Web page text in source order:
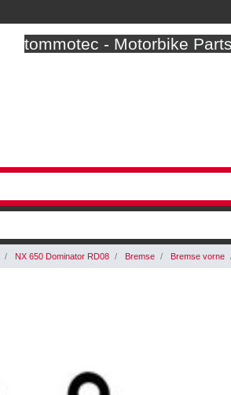
tommotec - Motorbike
NX 650 Dominator RD08 Bremse Bremse vorne